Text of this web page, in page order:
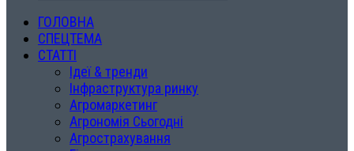
ГОЛОВНА
СПЕЦТЕМА
СТАТТІ
Ідеї & тренди
Інфраструктура ринку
Агромаркетинг
Агрономія Сьогодні
Агрострахування